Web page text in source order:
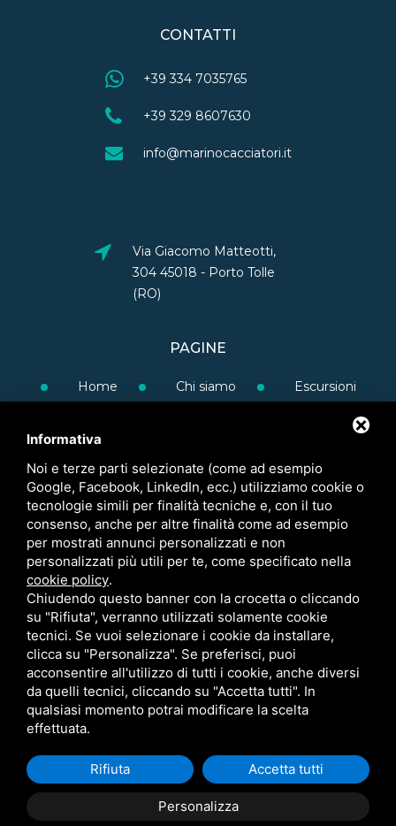
CONTATTI
+39 334 7035765
+39 329 8607630
info@marinocacciatori.it
Via Giacomo Matteotti,
304 45018 - Porto Tolle
(RO)
PAGINE
Home Chi siamo
Escursioni
Sitemap / P.IVA 01270780297
Informativa
Noi e terze parti selezionate (come ad esempio
Google, Facebook, LinkedIn, ecc.) utilizziamo cookie o
tecnologie simili per finalità tecniche e, con il tuo
consenso, anche per altre finalità come ad esempio
per mostrati annunci personalizzati e non
personalizzati più utili per te, come specificato nella
cookie policy.
Chiudendo questo banner con la crocetta o cliccando
su "Rifiuta", verranno utilizzati solamente cookie
tecnici. Se vuoi selezionare i cookie da installare,
clicca su "Personalizza". Se preferisci, puoi
acconsentire all'utilizzo di tutti i cookie, anche diversi
da quelli tecnici, cliccando su "Accetta tutti". In
qualsiasi momento potrai modificare la scelta
effettuata.
Personalizza
Rifiuta Accetta tutti